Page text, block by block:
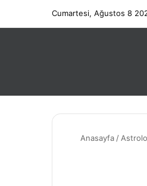
Cumartesi, Ağustos 8
Anasayfa /